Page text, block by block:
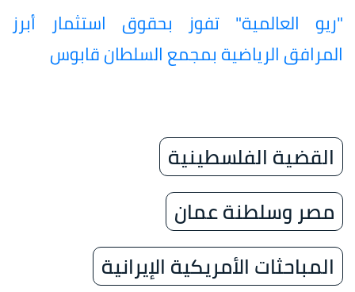
"ريو العالمية" تفوز بحقوق استثمار أبرز
المرافق الرياضية بمجمع السلطان قابوس
القضية الفلسطينية
مصر وسلطنة عمان
المباحثات الأمريكية الإيرانية